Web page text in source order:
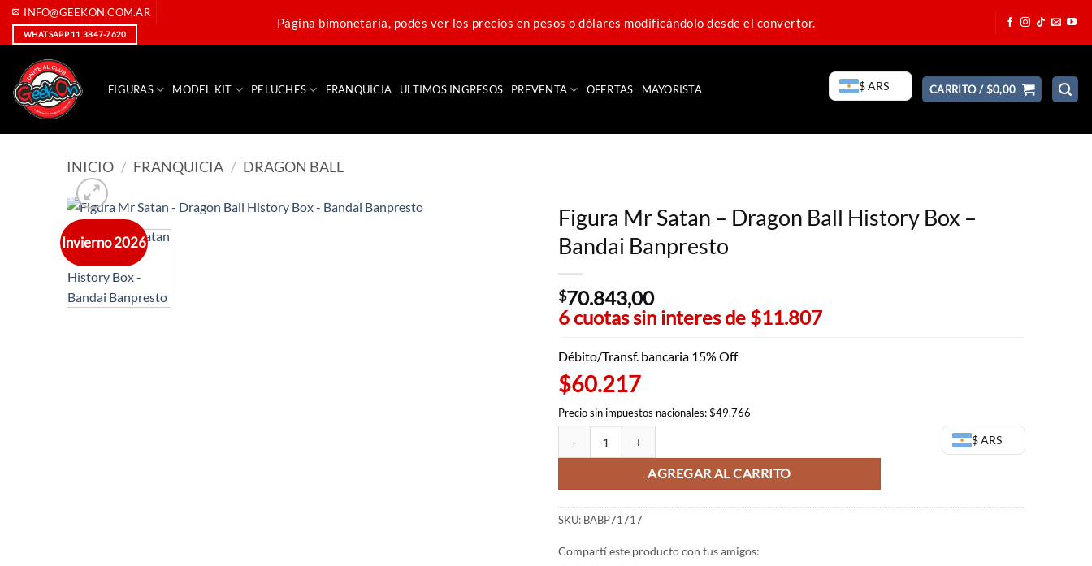
SaltarINFO@GEEKON.COM.AR
WHATSAPP 11 3847-7620
Página bimonetaria, podés ver los precios en pesos o dólares modificándolo desde el convertor.
FIGURAS MODEL KIT PELUCHES FRANQUICIA ULTIMOS INGRESOS PREVENTA OFERTAS MAYORISTA $ ARS CARRITO /$0,00
INICIO / FRANQUICIA / DRAGON BALL
Invierno 2026
Figura Mr Satan – Dragon Ball History Box –
Bandai Banpresto
$70.843,00
6 cuotas sin interes de $11.807
Débito/Transf. bancaria 15% Off
$60.217
Precio sin impuestos nacionales: $49.766
$ ARS
AGREGAR AL CARRITO
SKU: BABP71717
Compartí este producto con tus amigos: